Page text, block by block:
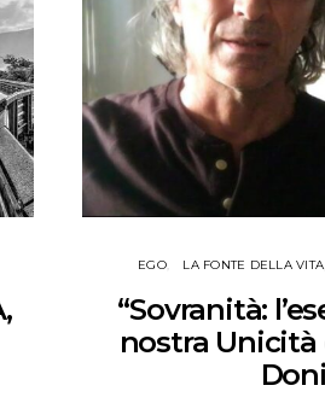
EGO LA FONTE DELLA VITA
“Sovranità:
nostra